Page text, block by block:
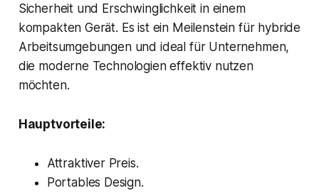
Sicherheit und Erschwinglichkeit in einem
kompakten Gerät. Es ist ein Meilenstein für hybride
Arbeitsumgebungen und ideal für Unternehmen,
die moderne Technologien effektiv nutzen
möchten.
Hauptvorteile:
Attraktiver Preis.
Portables Design.